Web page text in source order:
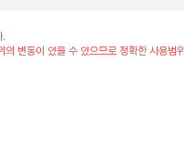
.
변동이 있을 수 있으므로 정확한 사용범